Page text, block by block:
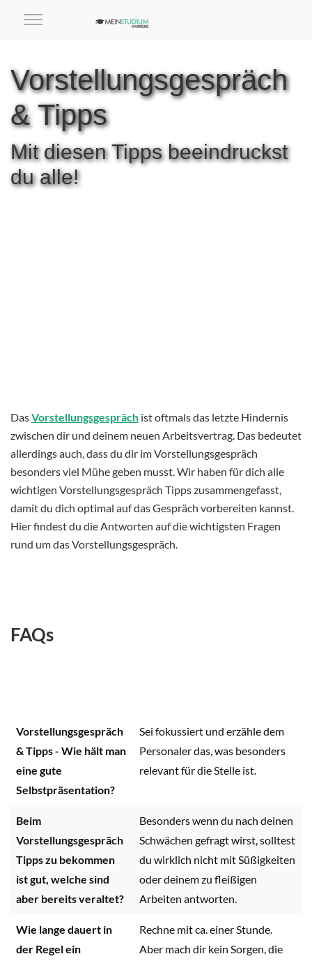
Vorstellungsgespräch
& Tipps
Mit diesen Tipps beeindruckst
du alle!
DasVorstellungsgespräch ist oftmals das letzte Hindernis
zwischen dir und deinem neuen Arbeitsvertrag. Das bedeutet
allerdings auch, dass du dir im Vorstellungsgespräch
besonders viel Mühe geben musst. Wir haben für dich alle
wichtigen Vorstellungsgespräch Tipps zusammengefasst,
damit du dich optimal auf das Gespräch vorbereiten kannst.
Hier findest du die Antworten auf die wichtigsten Fragen
rund um das Vorstellungsgespräch.
FAQs
Vorstellungsgespräch
& Tipps - Wie hält man
eine gute
Selbstpräsentation?
Sei fokussiert und erzähle dem
Personaler das, was besonders
relevant für die Stelle ist.
Beim
Vorstellungsgespräch
Tipps zu bekommen
ist gut, welche sind
aber bereits veraltet?
Besonders wenn du nach deinen
Schwächen gefragt wirst, solltest
du wirklich nicht mit Süßigkeiten
oder deinem zu fleißigen
Arbeiten antworten.
Wie lange dauert in
der Regel ein
Rechne mit ca. einer Stunde.
Aber mach dir kein Sorgen, die